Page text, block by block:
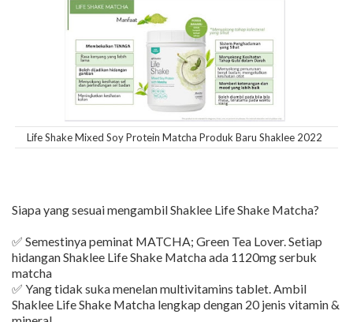
Life Shake Mixed Soy Protein Matcha Produk Baru Shaklee 2022
Siapa yang sesuai mengambil Shaklee Life Shake Matcha?
✅ Semestinya peminat MATCHA; Green Tea Lover. Setiap
hidangan Shaklee Life Shake Matcha ada 1120mg serbuk
matcha
✅ Yang tidak suka menelan multivitamins tablet. Ambil
Shaklee Life Shake Matcha lengkap dengan 20 jenis vitamin &